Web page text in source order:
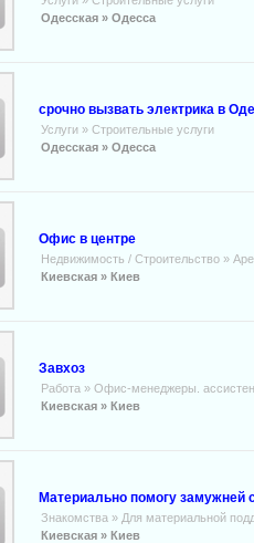
Одесская » Одесса
срочно вызвать электрика в
Услуги » Строительные услуги
Одесская » Одесса
Офис в центре
Недвижимость / Строительство »
Киевская » Киев
Завхоз
Работа » Офис-менеджеры.
Киевская » Киев
Материально помогу замужней
Знакомства » Для материальной
Киевская » Киев